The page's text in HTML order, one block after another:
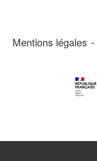
Mentions légales